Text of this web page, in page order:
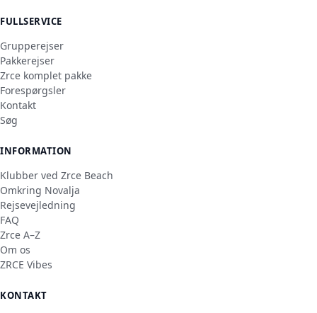
FULLSERVICE
Grupperejser
Pakkerejser
Zrce komplet pakke
Forespørgsler
Kontakt
Søg
INFORMATION
Klubber ved Zrce Beach
Omkring Novalja
Rejsevejledning
FAQ
Zrce A–Z
Om os
ZRCE Vibes
KONTAKT